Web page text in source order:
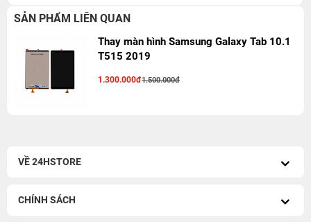
SẢN PHẨM LIÊN QUAN
Thay màn hình Samsung Galaxy Tab 10.1
T515 2019
1.300.000đ1.500.000đ
VỀ 24HSTORE
CHÍNH SÁCH